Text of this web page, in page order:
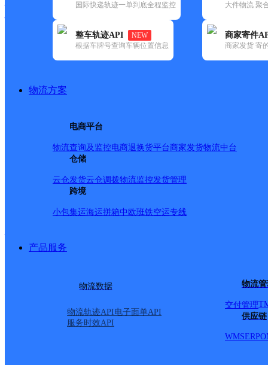
国际快递轨迹一单到底全程监控
整车轨迹API
NEW
根据车牌号查询车辆位置信息
大件物流 聚
商家寄件
商家发货 寄
物流方案
电商平台
物流查询及监控电商退换货平台商家发货物流中台
仓储
云仓发货云仓调拨物流监控发货管理
跨境
小包集运海运拼箱中欧班铁空运专线
产品服务
物流数据
物流轨迹API电子面单API
服务时效API
物流
交付管理
供应链
WMSERP
网点筛选
圆通速递(18) 韵达速递(35) 宅急送(1) 中通快递(7)
古蔺县(47)
泸州市,快递网点
派送范围:双加镇
详情